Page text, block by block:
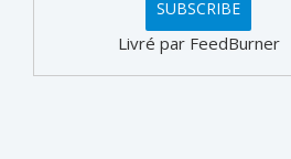
Livré par FeedBurner